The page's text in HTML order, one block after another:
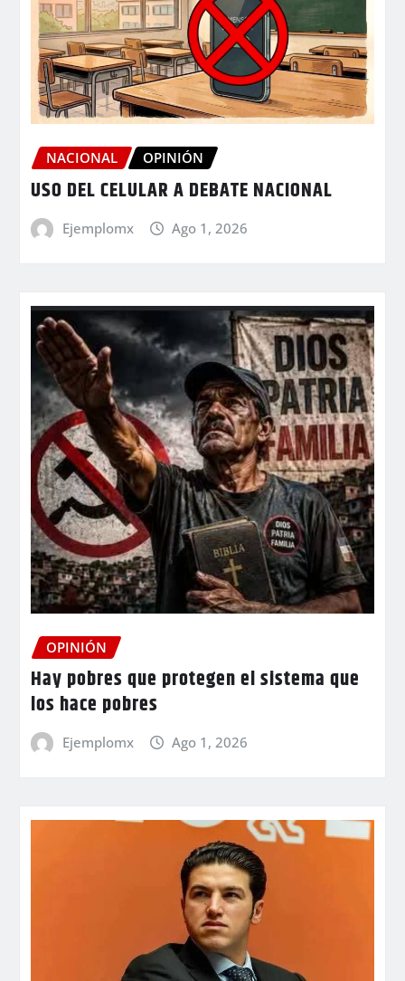
NACIONAL OPINIÓN
USO DEL CELULAR A DEBATE NACIONAL
Ejemplomx Ago 1, 2026
OPINIÓN
Hay pobres que protegen el sistema que
los hace pobres
Ejemplomx Ago 1, 2026